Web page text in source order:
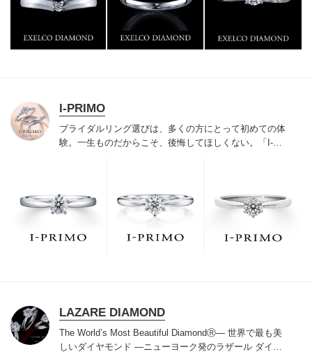
い想いで「ヴァージン・ダイヤモンド」「ハードプラチ
ナ」「保証内容」にこだわっています。
I-PRIMO
ブライダルリング選びは、多くの方にとって初めての体
験。一生ものだからこそ、後悔してほしくない。「I-
でお待ちしております。リング選びの最初の一歩をご一
緒に。まずは、アイプリモへ。
LAZARE DIAMOND
The World’s Most Beautiful DiamondⓇ― 世界で最も美
しいダイヤモンド ―ニューヨーク発のラザール ダイヤ